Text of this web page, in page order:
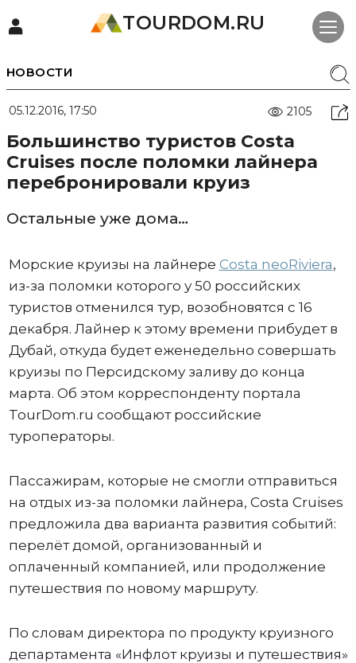
TOURDOM.RU
НОВОСТИ
05.12.2016, 17:50 2105
Большинство туристов Costa
Cruises после поломки лайнера
перебронировали круиз
Остальные уже дома…
Морские круизы на лайнере Costa neoRiviera,
из-за поломки которого у 50 российских
туристов отменился тур, возобновятся с 16
декабря. Лайнер к этому времени прибудет в
Дубай, откуда будет еженедельно совершать
круизы по Персидскому заливу до конца
марта. Об этом корреспонденту портала
TourDom.ru сообщают российские
туроператоры.
Пассажирам, которые не смогли отправиться
на отдых из-за поломки лайнера, Costa Cruises
предложила два варианта развития событий:
перелёт домой, организованный и
оплаченный компанией, или продолжение
путешествия по новому маршруту.
По словам директора по продукту круизного
департамента «Инфлот круизы и путешествия»